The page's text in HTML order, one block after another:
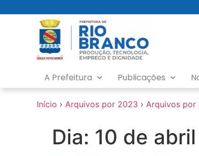
conteúdo
A Prefeitura Publicações
Início › Arquivos por 2023 › Arquivos por
Dia: 10 de